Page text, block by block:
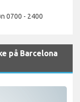
0700 - 2400
på Barcelona